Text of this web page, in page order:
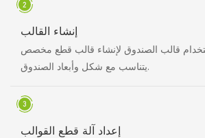
إنشاء القالب
قالب الصندوق لإنشاء قالب قطع مخصص
يتناسب مع شكل وأبعاد الصندوق.
إعداد آلة قطع القوالب